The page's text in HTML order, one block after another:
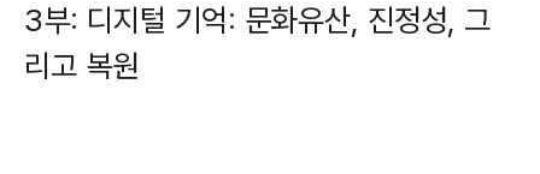
3부: 디지털 기억: 문화유산, 진정성, 그
리고 복원